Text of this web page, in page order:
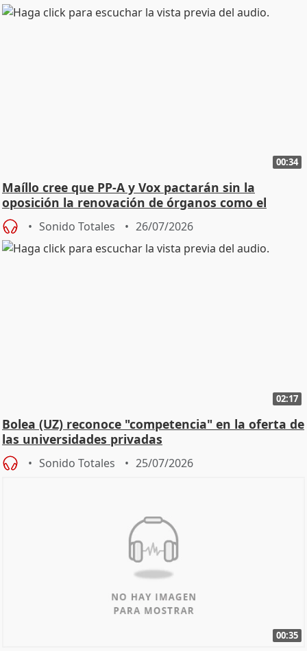
00:34
Maíllo cree que PP-A y Vox pactarán sin la
oposición la renovación de órganos como el
Defensor
Sonido Totales 26/07/2026
02:17
Bolea (UZ) reconoce "competencia" en la oferta de
las universidades privadas
Sonido Totales 25/07/2026
00:35